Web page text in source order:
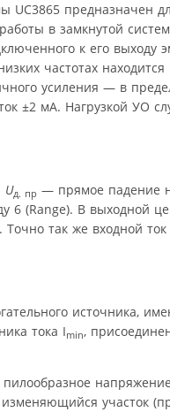
предназначен
в замкнутой
к его выходу
частотах
усиления — в
±2 мА. Нагрузкой УО
Uд. пр — прямое падение
6 (Range). В выходной
. Точно так же входной ток
источника,
тока Imin,
напряжение
участок